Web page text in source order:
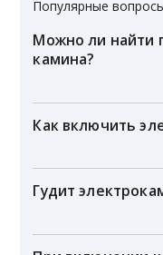
Популярные
Можно ли найти
камина?
Как включить
Гудит